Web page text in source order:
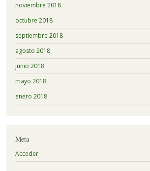
noviembre 2018
octubre 2018
septiembre 2018
agosto 2018
junio 2018
mayo 2018
enero 2018
Meta
Acceder